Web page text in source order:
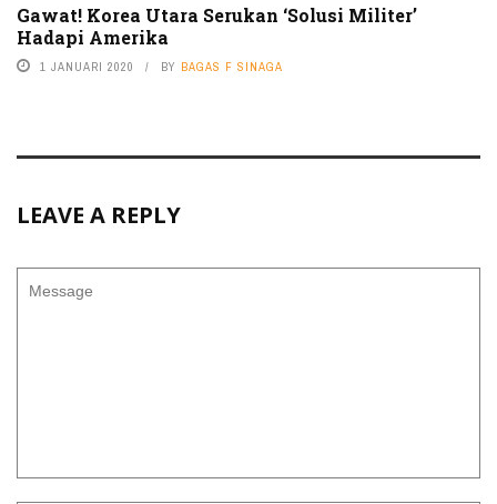
Gawat! Korea Utara Serukan ‘Solusi Militer’
Hadapi Amerika
1 JANUARI 2020 BY BAGAS F SINAGA
LEAVE A REPLY